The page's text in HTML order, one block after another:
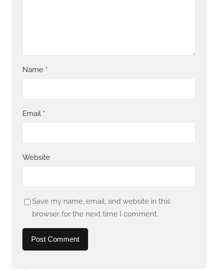
Name *
Email *
Website
Save my name, email, and website in this
browser for the next time I comment.